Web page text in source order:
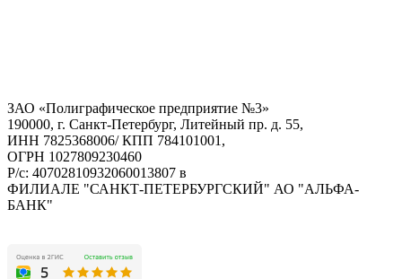
ЗАО «Полиграфическое предприятие №3»
190000, г. Санкт-Петербург, Литейный пр. д. 55,
ИНН 7825368006/ КПП 784101001,
ОГРН 1027809230460
Р/с: 40702810932060013807 в
ФИЛИАЛЕ "САНКТ-ПЕТЕРБУРГСКИЙ" АО "АЛЬФА-
БАНК"